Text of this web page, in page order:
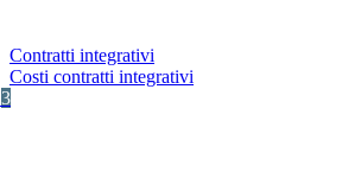
Contratti integrativi
Costi contratti integrativi
3